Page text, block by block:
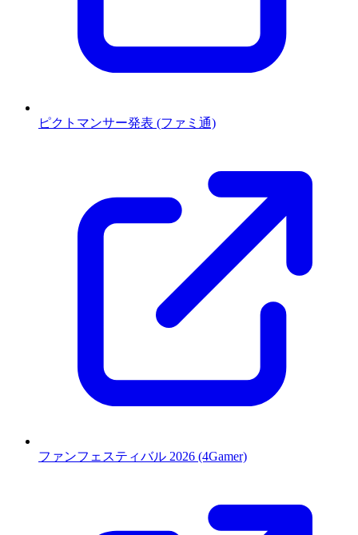
ピクトマンサー発表 (ファミ通)
ファンフェスティバル 2026 (4Gamer)